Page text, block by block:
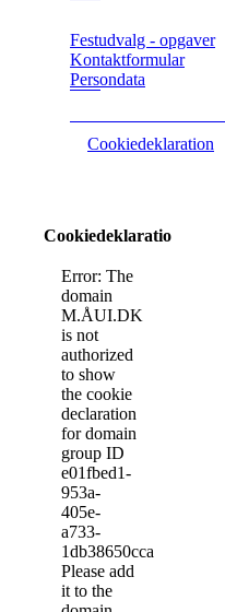
Festudvalg - opgaver
Kontaktformular
Persondata
Cookiedeklaration
Cookiedeklaration
Error: The
domain
M.ÅUI.DK
is not
authorized
to show
the cookie
declaration
for domain
group ID
e01fbed1-
953a-
405e-
a733-
1db38650cca1.
Please add
it to the